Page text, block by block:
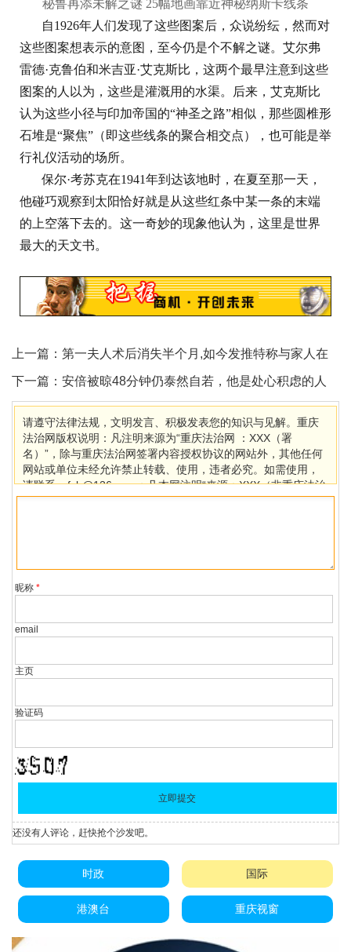
秘鲁再添未解之谜 25幅地画靠近神秘纳斯卡线条
自1926年人们发现了这些图案后，众说纷纭，然而对
这些图案想表示的意图，至今仍是个不解之谜。艾尔弗
雷德·克鲁伯和米吉亚·艾克斯比，这两个最早注意到这些
图案的人以为，这些是灌溉用的水渠。后来，艾克斯比
认为这些小径与印加帝国的“神圣之路”相似，那些圆椎形
石堆是“聚焦”（即这些线条的聚合相交点），也可能是举
行礼仪活动的场所。
保尔·考苏克在1941年到达该地时，在夏至那一天，
他碰巧观察到太阳恰好就是从这些红条中某一条的末端
的上空落下去的。这一奇妙的现象他认为，这里是世界
最大的天文书。
上一篇： 第一夫人术后消失半个月,如今发推特称与家人在
白宫一切安好
下一篇： 安倍被晾48分钟仍泰然自若，他是处心积虑的人
请遵守法律法规，文明发言、积极发表您的知识与见解。重庆
法治网版权说明：凡注明来源为“重庆法治网 ：XXX（署
名）”，除与重庆法治网签署内容授权协议的网站外，其他任何
网站或单位未经允许禁止转载、使用，违者必究。如需使用，
请联系cqfzb@126.com；凡本网注明“来源：XXX（非重庆法治
网）”的作品，均转载自其它媒体，目的在于传播更多信息，其
昵称*
email
主页
验证码
还没有人评论，赶快抢个沙发吧。
时政 国际
港澳台 重庆视窗